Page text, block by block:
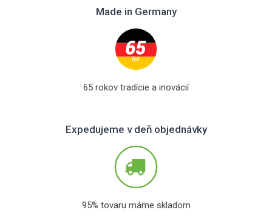
Made in Germany
65 rokov tradície a inovácií
Expedujeme v deň objednávky
95% tovaru máme skladom